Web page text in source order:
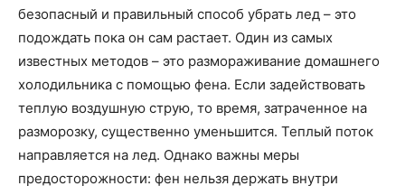
безопасный и правильный способ убрать лед – это
подождать пока он сам растает. Один из самых
известных методов – это размораживание домашнего
холодильника с помощью фена. Если задействовать
теплую воздушную струю, то время, затраченное на
разморозку, существенно уменьшится. Теплый поток
направляется на лед. Однако важны меры
предосторожности: фен нельзя держать внутри